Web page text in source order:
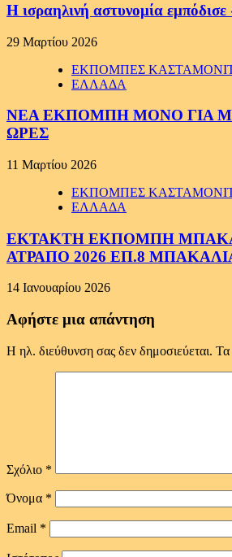
Η ισραηλινή αστυνομία
29 Μαρτίου 2026
ΕΚΠΟΜΠΕΣ
ΕΛΛΑΔΑ
ΝΕΑ ΕΚΠΟΜΠΗ ΜΟΝΟ ΓΙΑ
ΩΡΕΣ
11 Μαρτίου 2026
ΕΚΠΟΜΠΕΣ
ΕΛΛΑΔΑ
ΕΚΤΑΚΤΗ ΕΚΠΟΜΠΗ
ΑΤΡΑΠΟ 2026 ΕΠ.8
14 Ιανουαρίου 2026
Αφήστε μια απάντηση
Η ηλ. διεύθυνση σας δεν δημοσιεύεται. Τα
Σχόλιο *
Όνομα *
Email *